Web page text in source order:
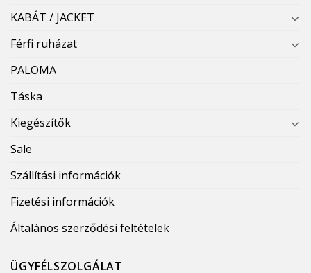
KABÁT / JACKET
Férfi ruházat
PALOMA
Táska
Kiegészítők
Sale
Szállítási információk
Fizetési információk
Általános szerződési feltételek
ÜGYFÉLSZOLGÁLAT